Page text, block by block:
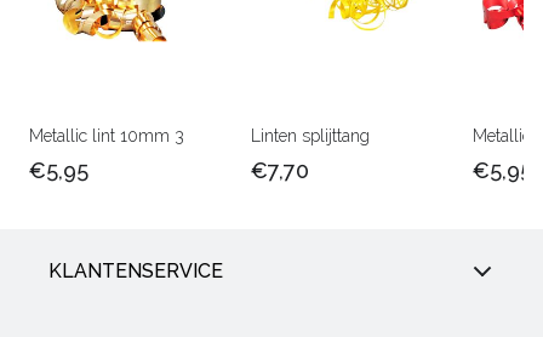
Metallic lint 10mm 3
€5,95
Linten splijttang
€7,70
Metallic
€5,95
KLANTENSERVICE